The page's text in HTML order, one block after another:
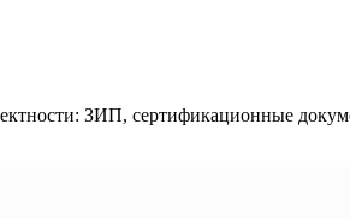
ЗИП, сертификационные